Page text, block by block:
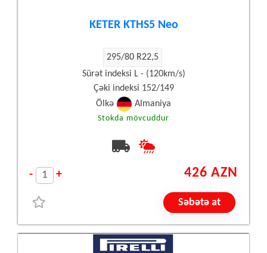
KETER KTHS5 Neo
295/80 R22,5
Sürət indeksi L - (120km/s)
Çəki indeksi 152/149
Ölkə
Almaniya
Stokda mövcuddur
- + 426 AZN
Səbətə at